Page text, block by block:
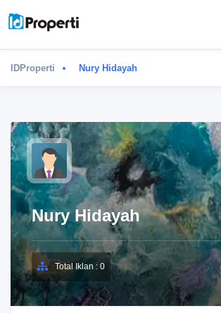
IDProperti Nury Hidayah
Nury Hidayah
Total Iklan : 0